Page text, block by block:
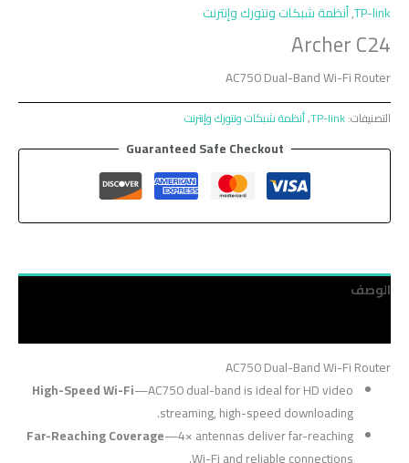
TP-link
,أنظمة شبكات ونتورك وإنترنت
Archer C24
AC750 Dual-Band Wi-Fi Router
التصنيفات:TP-link
,أنظمة شبكات ونتورك وإنترنت
Guaranteed Safe Checkout
الوصف
AC750 Dual-Band Wi-Fi Router
High-Speed Wi-Fi—AC750 dual-band is ideal for HD video
streaming, high-speed downloading.
Far-Reaching Coverage—4× antennas deliver far-reaching
Wi-Fi and reliable connections.